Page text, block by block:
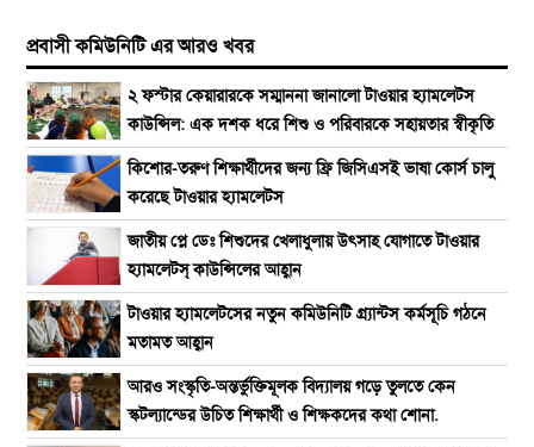
প্রবাসী কমিউনিটি এর আরও খবর
২ ফস্টার কেয়ারারকে সম্মাননা জানালো টাওয়ার হ্যামলেটস
কাউন্সিল: এক দশক ধরে শিশু ও পরিবারকে সহায়তার স্বীকৃতি
কিশোর-তরুণ শিক্ষার্থীদের জন্য ফ্রি জিসিএসই ভাষা কোর্স চালু
করেছে টাওয়ার হ্যামলেটস
জাতীয় প্লে ডেঃ শিশুদের খেলাধুলায় উৎসাহ যোগাতে টাওয়ার
হ্যামলেটস্ কাউন্সিলের আহ্বান
টাওয়ার হ্যামলেটসের নতুন কমিউনিটি গ্র্যান্টস কর্মসূচি গঠনে
মতামত আহ্বান
আরও সংস্কৃতি-অন্তর্ভুক্তিমূলক বিদ্যালয় গড়ে তুলতে কেন
স্কটল্যান্ডের উচিত শিক্ষার্থী ও শিক্ষকদের কথা শোনা.